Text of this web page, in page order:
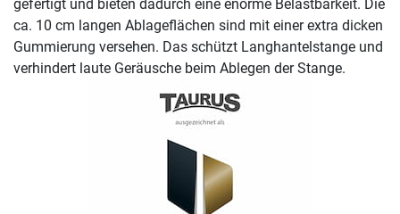
gefertigt und bieten dadurch eine enorme Belastbarkeit. Die
ca. 10 cm langen Ablageflächen sind mit einer extra dicken
Gummierung versehen. Das schützt Langhantelstange und
verhindert laute Geräusche beim Ablegen der Stange.